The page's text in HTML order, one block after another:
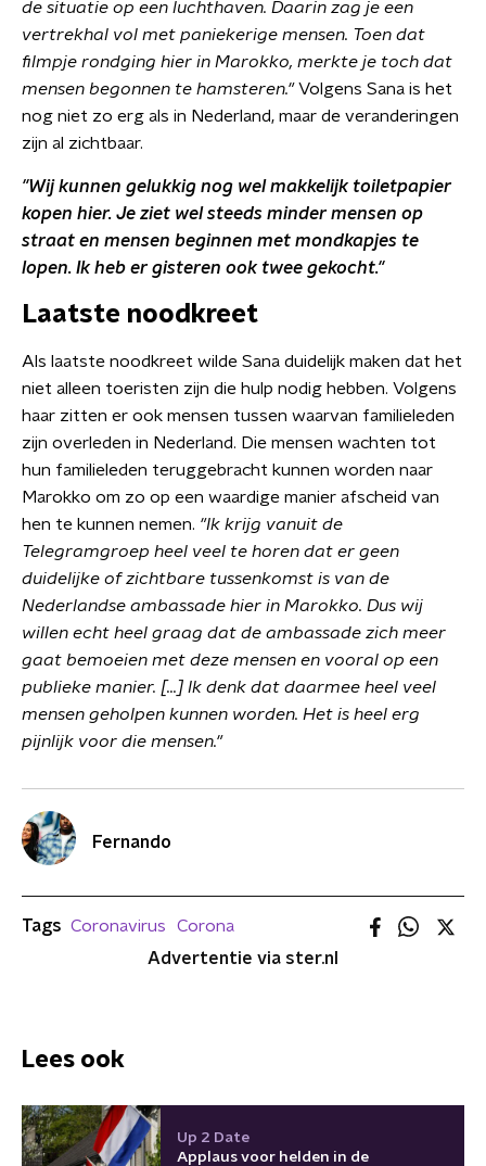
de situatie op een luchthaven. Daarin zag je een
vertrekhal vol met paniekerige mensen. Toen dat
filmpje rondging hier in Marokko, merkte je toch dat
mensen begonnen te hamsteren."Volgens Sana is het
nog niet zo erg als in Nederland, maar de veranderingen
zijn al zichtbaar.
"Wij kunnen gelukkig nog wel makkelijk toiletpapier
kopen hier. Je ziet wel steeds minder mensen op
straat en mensen beginnen met mondkapjes te
lopen. Ik heb er gisteren ook twee gekocht."
Laatste noodkreet
Als laatste noodkreet wilde Sana duidelijk maken dat het
niet alleen toeristen zijn die hulp nodig hebben. Volgens
haar zitten er ook mensen tussen waarvan familieleden
zijn overleden in Nederland. Die mensen wachten tot
hun familieleden teruggebracht kunnen worden naar
Marokko om zo op een waardige manier afscheid van
hen te kunnen nemen. "Ik krijg vanuit de
Telegramgroep heel veel te horen dat er geen
duidelijke of zichtbare tussenkomst is van de
Nederlandse ambassade hier in Marokko. Dus wij
willen echt heel graag dat de ambassade zich meer
gaat bemoeien met deze mensen en vooral op een
publieke manier. [...] Ik denk dat daarmee heel veel
mensen geholpen kunnen worden. Het is heel erg
pijnlijk voor die mensen."
Fernando
Tags Coronavirus
Corona
Advertentie via ster.nl
Lees ook
Up 2 Date
Applaus voor helden in de